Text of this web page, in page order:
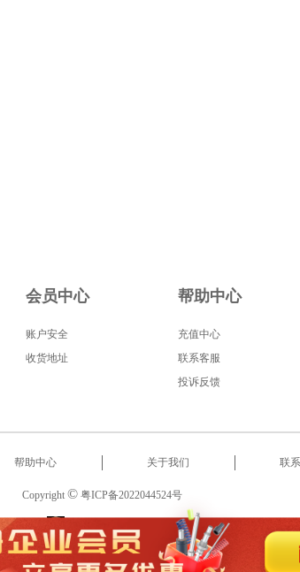
会员中心
账户安全
收货地址
帮助中心
充值中心
联系客服
投诉反馈
帮助中心 关于我们 联
Copyright © 粤ICP备2022044524号
2022 东莞市启泰智能科技有限公司 版权所有